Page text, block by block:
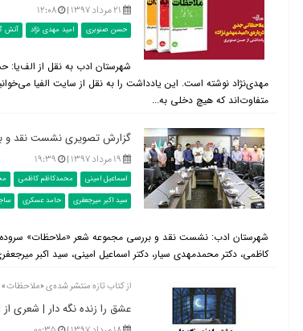
۲۱ مرداد ۱۳۹۷ | ۱۲:۰۸
حسن صنوبری امید مهدی نژاد آتش
شهرستان ادب به نقل از
مهدی‌نژاد نوشته است. این یادداشت را به نقل از سایت الفیا
متفاوت‌اند که هیچ دخلی به...
گزارش تصویری نشست نقد و
۱۹ مرداد ۱۳۹۷ | ۱۹:۳۹
اسماعیل امینی محمدکاظم کاظمی
سید اکبر میرجعفری
حامد عسکری
کاظمی، دکتر محمدمهدی سیار، دکتر اسماعیل امینی، سید اکبر
از کتاب تازه منتشر شده‌ی «ملاحظات»
عشق را زنده نگه دار | شعری از